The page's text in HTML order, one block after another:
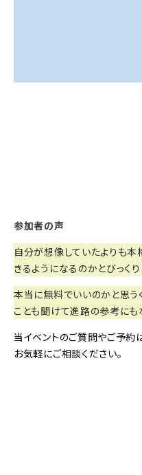
参加者の声
自分が想像していたよりも本
きるようになるのかとびっく
本当に無料でいいのかと思う
ことも聞けて進路の参考にも
当イベントのご質問やご予約
お気軽にご相談ください。